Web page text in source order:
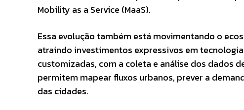
Mobility as a Service (MaaS).
Essa evolução também está movimentando o
atraindo investimentos expressivos em
customizadas, com a coleta e análise dos dados
permitem mapear fluxos urbanos, prever a
das cidades.